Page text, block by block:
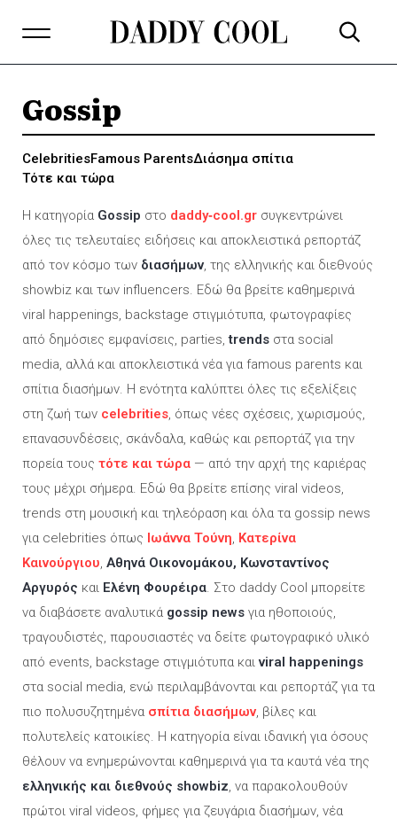
Gossip
CelebritiesFamous ParentsΔιάσημα σπίτια
Τότε και τώρα
Η κατηγορία Gossip στο daddy‑cool.gr συγκεντρώνει
όλες τις τελευταίες ειδήσεις και αποκλειστικά ρεπορτάζ
από τον κόσμο των διασήμων, της ελληνικής και διεθνούς
showbiz και των influencers. Εδώ θα βρείτε καθημερινά
viral happenings, backstage στιγμιότυπα, φωτογραφίες
από δημόσιες εμφανίσεις, parties, trends στα social
media, αλλά και αποκλειστικά νέα για famous parents και
σπίτια διασήμων. Η ενότητα καλύπτει όλες τις εξελίξεις
στη ζωή των celebrities, όπως νέες σχέσεις, χωρισμούς,
επανασυνδέσεις, σκάνδαλα, καθώς και ρεπορτάζ για την
πορεία τους τότε και τώρα — από την αρχή της καριέρας
τους μέχρι σήμερα. Εδώ θα βρείτε επίσης viral videos,
trends στη μουσική και τηλεόραση και όλα τα gossip news
για celebrities όπως Ιωάννα Τούνη, Κατερίνα
Καινούργιου, Αθηνά Οικονομάκου, Κωνσταντίνος
Αργυρός και Ελένη Φουρέιρα. Στο daddy Cool μπορείτε
να διαβάσετε αναλυτικά gossip news για ηθοποιούς,
τραγουδιστές, παρουσιαστές να δείτε φωτογραφικό υλικό
από events, backstage στιγμιότυπα και viral happenings
στα social media, ενώ περιλαμβάνονται και ρεπορτάζ για τα
πιο πολυσυζητημένα σπίτια διασήμων, βίλες και
πολυτελείς κατοικίες. Η κατηγορία είναι ιδανική για όσους
θέλουν να ενημερώνονται καθημερινά για τα καυτά νέα της
ελληνικής και διεθνούς showbiz, να παρακολουθούν
πρώτοι viral videos, φήμες για ζευγάρια διασήμων, νέα